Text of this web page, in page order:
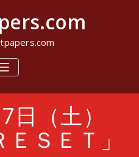
ナ
ビ
シ
ョ
を
切
（土）
ＳＥＴ」